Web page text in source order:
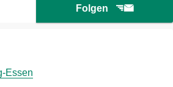
Folgen
Essen